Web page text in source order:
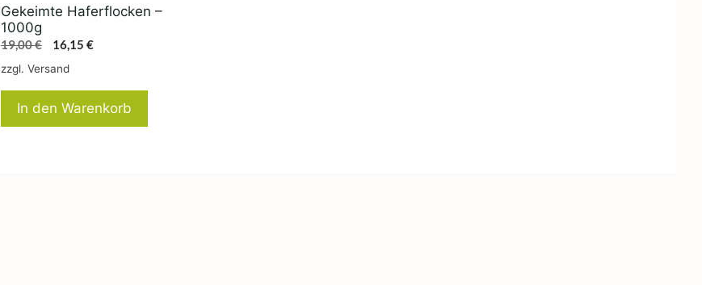
Gekeimte Haferflocken –
1000g
19,00€
Ursprünglicher
Preis
19,00 €
16,15 €Aktueller
16,15 €.
zzgl. Versand
In den Warenkorb